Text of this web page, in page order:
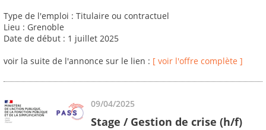
Type de l'emploi : Titulaire ou contractuel
Lieu : Grenoble
Date de début : 1 juillet 2025
voir la suite de l'annonce sur le lien : [ voir l'offre complète ]
09/04/2025
Stage / Gestion de crise (h/f)